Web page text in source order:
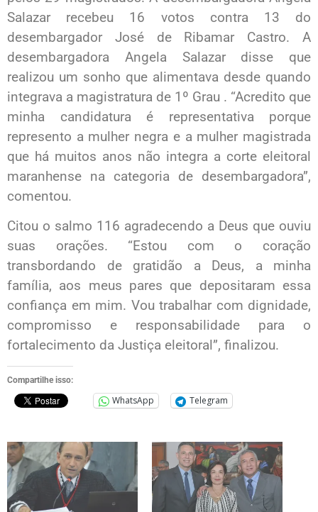
Salazar recebeu 16 votos contra 13 do
desembargador José de Ribamar Castro. A
desembargadora Angela Salazar disse que
realizou um sonho que alimentava desde quando
integrava a magistratura de 1º Grau . “Acredito que
minha candidatura é representativa porque
represento a mulher negra e a mulher magistrada
que há muitos anos não integra a corte eleitoral
maranhense na categoria de desembargadora”,
comentou.
Citou o salmo 116 agradecendo a Deus que ouviu
suas orações. “Estou com o coração
transbordando de gratidão a Deus, a minha
família, aos meus pares que depositaram essa
confiança em mim. Vou trabalhar com dignidade,
compromisso e responsabilidade para o
fortalecimento da Justiça eleitoral”, finalizou.
Compartilhe isso:
WhatsApp Telegram